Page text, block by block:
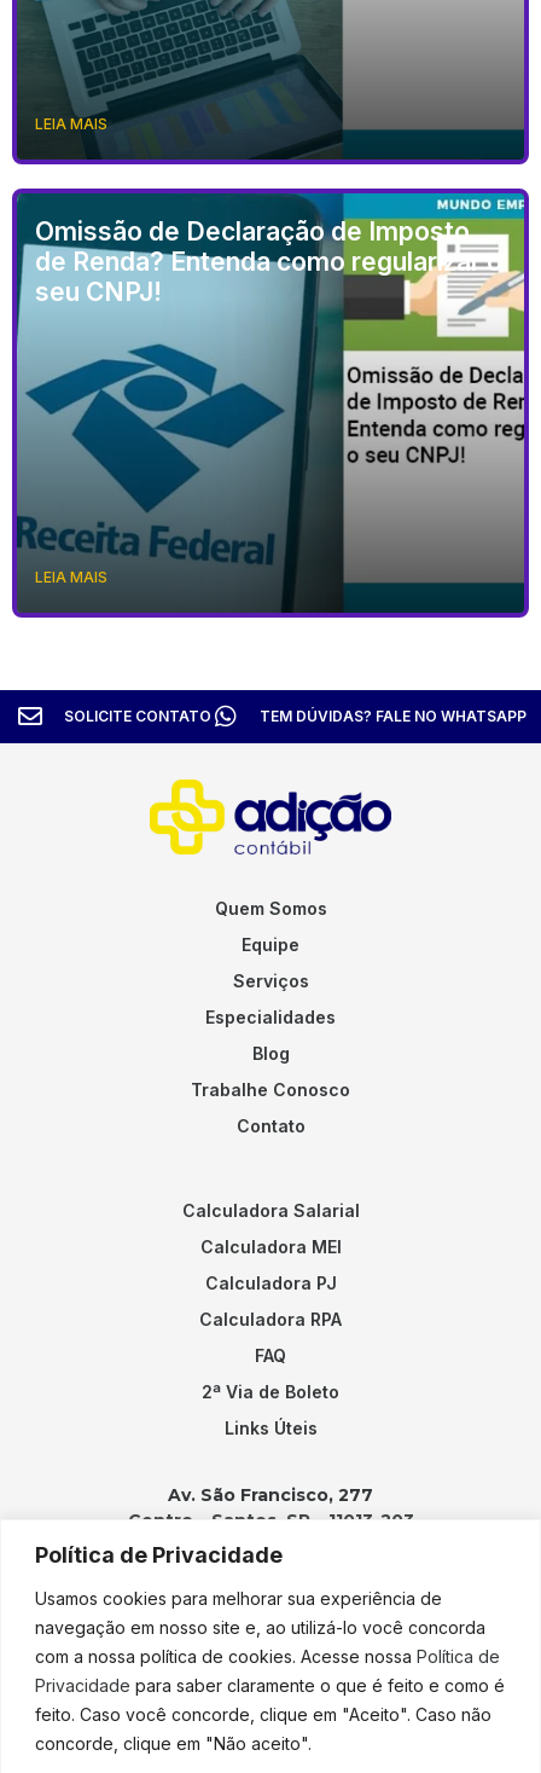
Política de Privacidade
Usamos cookies para melhorar sua experiência de
navegação em nosso site e, ao utilizá-lo você concorda
com a nossa política de cookies. Acesse nossa Política de
Privacidade para saber claramente o que é feito e como é
feito. Caso você concorde, clique em "Aceito". Caso não
concorde, clique em "Não aceito".
LEIA MAIS
Omissão de Declaração de Imposto
de Renda? Entenda como regularizar o
seu CNPJ!
LEIA MAIS
SOLICITE CONTATO TEM DÚVIDAS? FALE NO WHATSAPP
Quem Somos
Equipe
Serviços
Especialidades
Blog
Trabalhe Conosco
Contato
Calculadora Salarial
Calculadora MEI
Calculadora PJ
Calculadora RPA
FAQ
2ª Via de Boleto
Links Úteis
Av. São Francisco, 277
Centro – Santos, SP – 11013-203
Contatos:
(13) 3202-2100
adicao@adicao.com.br
lgpd@adicao.com.br